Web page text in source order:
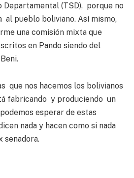
Departamental (TSD), porque no
al pueblo boliviano. Así mismo,
una comisión mixta que
en Pando siendo del
que nos hacemos los bolivianos
fabricando y produciendo un
esperar de estas
nada y hacen como si nada
senadora.